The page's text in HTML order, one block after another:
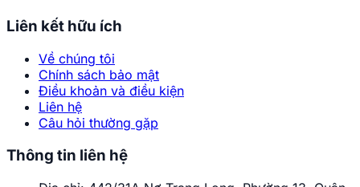
Liên kết hữu ích
Về chúng tôi
Chính sách bảo mật
Điều khoản và điều kiện
Liên hệ
Câu hỏi thường gặp
Thông tin liên hệ